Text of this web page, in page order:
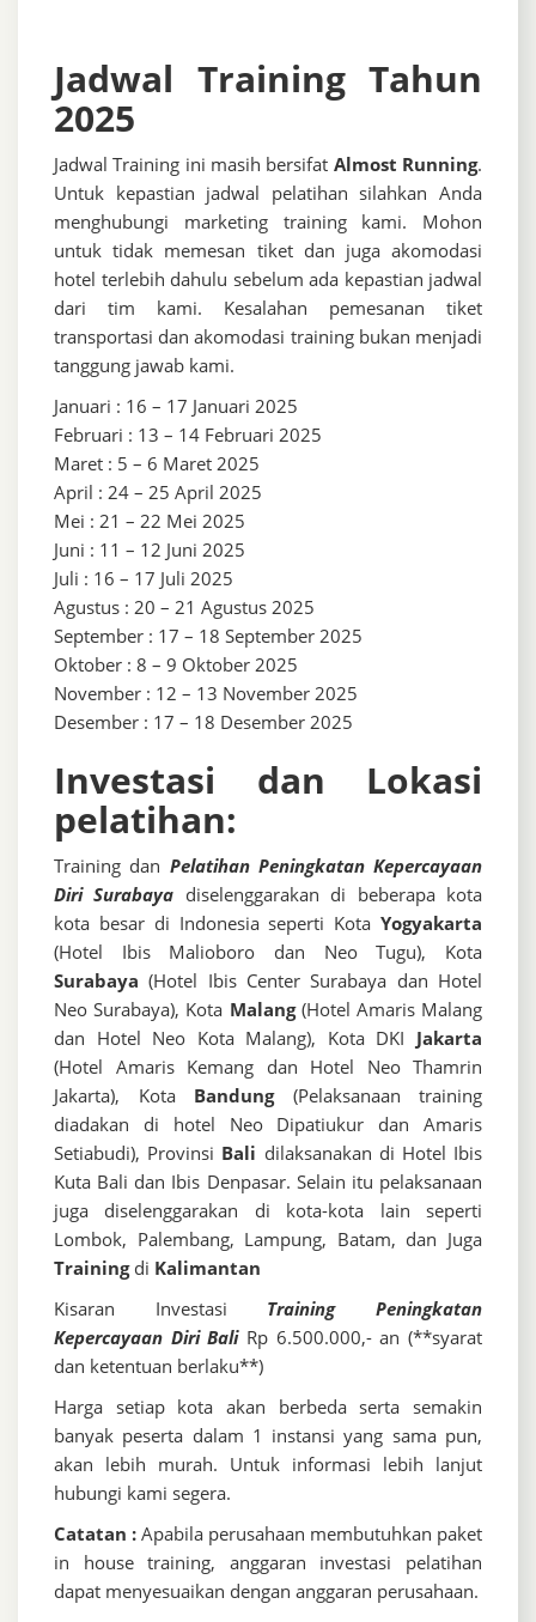
Jadwal Training Tahun
2025
Jadwal Training ini masih bersifat Almost Running.
Untuk kepastian jadwal pelatihan silahkan Anda
menghubungi marketing training kami. Mohon
untuk tidak memesan tiket dan juga akomodasi
hotel terlebih dahulu sebelum ada kepastian jadwal
dari tim kami. Kesalahan pemesanan tiket
transportasi dan akomodasi training bukan menjadi
tanggung jawab kami.
Januari : 16 – 17 Januari 2025
Februari : 13 – 14 Februari 2025
Maret : 5 – 6 Maret 2025
April : 24 – 25 April 2025
Mei : 21 – 22 Mei 2025
Juni : 11 – 12 Juni 2025
Juli : 16 – 17 Juli 2025
Agustus : 20 – 21 Agustus 2025
September : 17 – 18 September 2025
Oktober : 8 – 9 Oktober 2025
November : 12 – 13 November 2025
Desember : 17 – 18 Desember 2025
Investasi dan Lokasi
pelatihan:
Training dan Pelatihan Peningkatan Kepercayaan
Diri Surabaya diselenggarakan di beberapa kota
kota besar di Indonesia seperti Kota Yogyakarta
(Hotel Ibis Malioboro dan Neo Tugu), Kota
Surabaya (Hotel Ibis Center Surabaya dan Hotel
Neo Surabaya), Kota Malang(Hotel Amaris Malang
dan Hotel Neo Kota Malang), Kota DKI Jakarta
(Hotel Amaris Kemang dan Hotel Neo Thamrin
Jakarta), Kota Bandung(Pelaksanaan training
diadakan di hotel Neo Dipatiukur dan Amaris
Setiabudi), Provinsi Bali dilaksanakan di Hotel Ibis
Kuta Bali dan Ibis Denpasar. Selain itu pelaksanaan
juga diselenggarakan di kota-kota lain seperti
Lombok, Palembang, Lampung, Batam, dan Juga
Trainingdi Kalimantan
Kisaran Investasi
Training Peningkatan
Kepercayaan Diri Bali Rp 6.500.000,- an (**syarat
dan ketentuan berlaku**)
Harga setiap kota akan berbeda serta semakin
banyak peserta dalam 1 instansi yang sama pun,
akan lebih murah. Untuk informasi lebih lanjut
hubungi kami segera.
Catatan : Apabila perusahaan membutuhkan paket
in house training, anggaran investasi pelatihan
dapat menyesuaikan dengan anggaran perusahaan.